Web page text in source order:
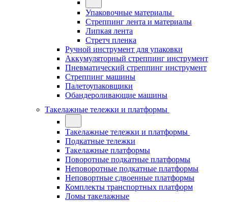
Упаковочные материалы
Стреппинг лента и материалы
Липкая лента
Стретч пленка
Ручной инструмент для упаковки
Аккумуляторный стреппинг инструмент
Пневматический стреппинг инструмент
Стреппинг машины
Палетоупаковщики
Обандероливающие машины
Такелажные тележки и платформы
Такелажные тележки и платформы
Подкатные тележки
Такелажные платформы
Поворотные подкатные платформы
Неповоротные подкатные платформы
Неповортные сдвоенные платформы
Комплекты транспортных платформ
Ломы такелажные